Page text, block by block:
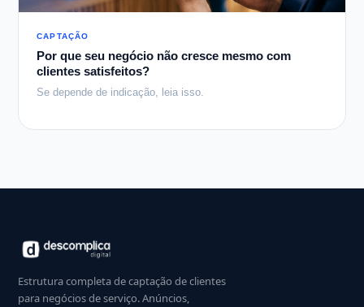
CAPTAÇÃO
Por que seu negócio não cresce mesmo com
clientes satisfeitos?
Se depende de indicação, leia isso.
Estrutura completa de captação de clientes
para negócios de serviço. Anúncios,